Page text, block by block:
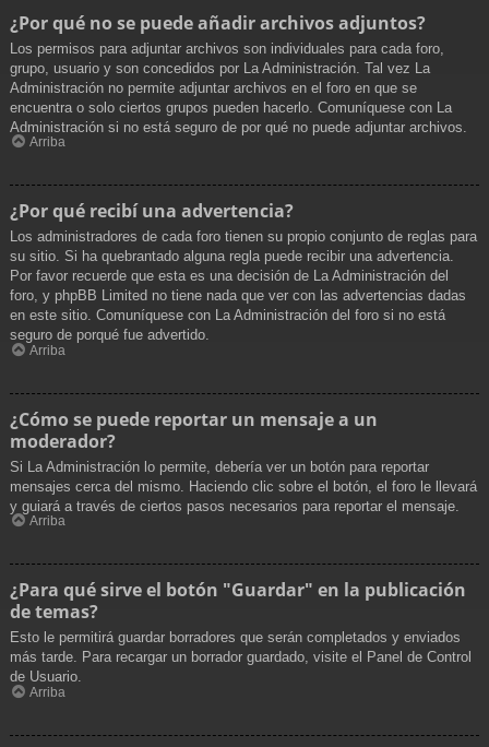
¿Por qué no se puede añadir archivos adjuntos?
Los permisos para adjuntar archivos son individuales para cada foro,
grupo, usuario y son concedidos por La Administración. Tal vez La
Administración no permite adjuntar archivos en el foro en que se
encuentra o solo ciertos grupos pueden hacerlo. Comuníquese con La
Administración si no está seguro de por qué no puede adjuntar archivos.
Arriba
¿Por qué recibí una advertencia?
Los administradores de cada foro tienen su propio conjunto de reglas para
su sitio. Si ha quebrantado alguna regla puede recibir una advertencia.
Por favor recuerde que esta es una decisión de La Administración del
foro, y phpBB Limited no tiene nada que ver con las advertencias dadas
en este sitio. Comuníquese con La Administración del foro si no está
seguro de porqué fue advertido.
Arriba
¿Cómo se puede reportar un mensaje a un
moderador?
Si La Administración lo permite, debería ver un botón para reportar
mensajes cerca del mismo. Haciendo clic sobre el botón, el foro le llevará
y guiará a través de ciertos pasos necesarios para reportar el mensaje.
Arriba
¿Para qué sirve el botón "Guardar" en la publicación
de temas?
Esto le permitirá guardar borradores que serán completados y enviados
más tarde. Para recargar un borrador guardado, visite el Panel de Control
de Usuario.
Arriba